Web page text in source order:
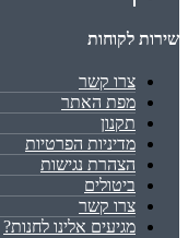
שירות לקוחות
צרו קשר
מפת האתר
תקנון
מדיניות הפרטיות
הצהרת נגישות
ביטולים
צרו קשר
מגיעים אלינו לחנות?